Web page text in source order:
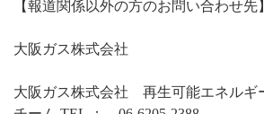
【報道関係以外の方のお問い合わせ先】
大阪ガス株式会社
大阪ガス株式会社 再生可能エネル